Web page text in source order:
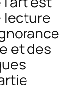
lecture
et des